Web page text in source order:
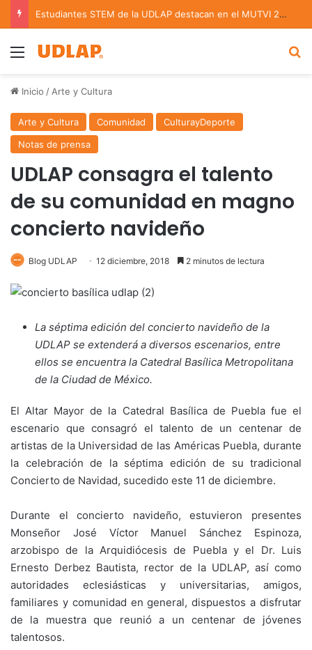
Estudiantes STEM de la UDLAP destacan en el MUTVI 2026
Menu
Inicio / Arte y Cultura
Arte y Cultura Comunidad
CulturayDeporte
Notas de prensa
UDLAP consagra el talento
de su comunidad en magno
concierto navideño
Blog UDLAP 12 diciembre, 2018 2 minutos de lectura
La séptima edición del concierto navideño de la
UDLAP se extenderá a diversos escenarios, entre
ellos se encuentra la Catedral Basílica Metropolitana
de la Ciudad de México.
El Altar Mayor de la Catedral Basílica de Puebla fue el
escenario que consagró el talento de un centenar de
artistas de la Universidad de las Américas Puebla, durante
la celebración de la séptima edición de su tradicional
Concierto de Navidad, sucedido este 11 de diciembre.
Durante el concierto navideño, estuvieron presentes
Monseñor José Víctor Manuel Sánchez Espinoza,
arzobispo de la Arquidiócesis de Puebla y el Dr. Luis
Ernesto Derbez Bautista, rector de la UDLAP, así como
autoridades eclesiásticas y universitarias, amigos,
familiares y comunidad en general, dispuestos a disfrutar
de la muestra que reunió a un centenar de jóvenes
talentosos.